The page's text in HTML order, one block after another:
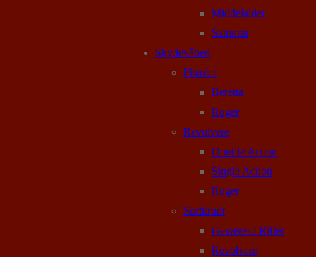
Middelalder
Samurai
Skydevåben
Pistoler
Beretta
Ruger
Revolvere
Double Action
Single Action
Ruger
Sortkrudt
Geværer / Rifler
Revolvere